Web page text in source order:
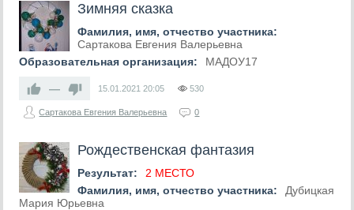
Зимняя сказка
Фамилия, имя, отчество участника:
Сартакова Евгения Валерьевна
Образовательная организация:
МАДОУ17
— 15.01.2021 20:05 530
Сартакова Евгения Валерьевна 0
Рождественская фантазия
Результат:
2 МЕСТО
Фамилия, имя, отчество участника:
Дубицкая
Мария Юрьевна